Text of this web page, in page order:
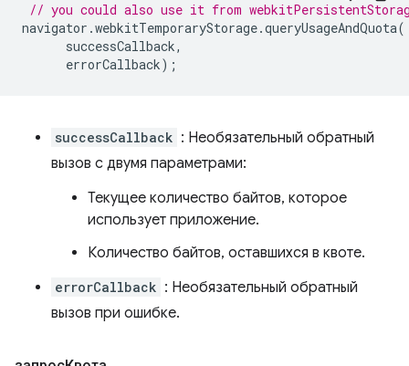
// you could also use it from
navigator .webkitTemporaryStorage.queryUsageAndQuota(
successCallback,
errorCallback);
successCallback : Необязательный обратный
вызов с двумя параметрами:
Текущее количество байтов, которое
использует приложение.
Количество байтов, оставшихся в квоте.
errorCallback : Необязательный обратный
вызов при ошибке.